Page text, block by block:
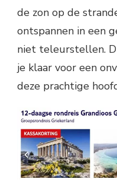
de zon op de
ontspannen in een
niet teleurstellen.
je klaar voor een
deze prachtige